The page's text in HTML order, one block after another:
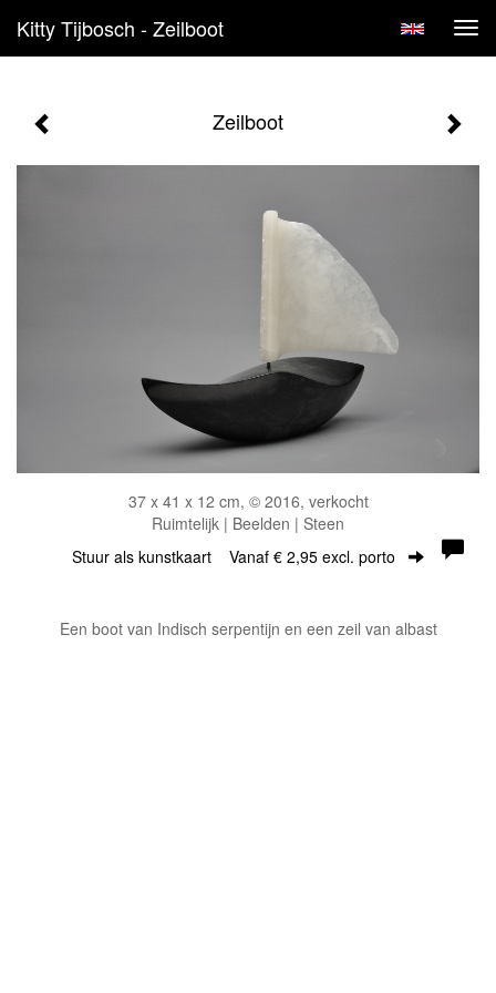
Kitty Tijbosch - Zeilboot
Zeilboot
37 x 41 x 12 cm, © 2016, verkocht
Ruimtelijk | Beelden | Steen
Stuur als kunstkaart Vanaf € 2,95 excl. porto
Een boot van Indisch serpentijn en een zeil van albast